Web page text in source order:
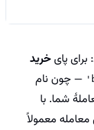
پایخرید
— چون نام
شما. با
معمولاً